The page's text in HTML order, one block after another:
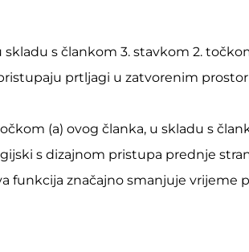
skladu s člankom 3. stavkom 2.
prtljagi u zatvorenim
(a) ovog članka, u skladu s
s dizajnom pristupa prednje
značajno smanjuje vrijeme